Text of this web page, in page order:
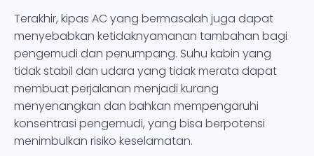
Terakhir, kipas AC yang bermasalah juga dapat
menyebabkan ketidaknyamanan tambahan bagi
pengemudi dan penumpang. Suhu kabin yang
tidak stabil dan udara yang tidak merata dapat
membuat perjalanan menjadi kurang
menyenangkan dan bahkan mempengaruhi
konsentrasi pengemudi, yang bisa berpotensi
menimbulkan risiko keselamatan.